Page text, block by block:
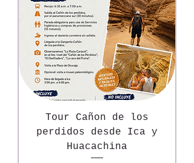
Tour Cañon de los
perdidos desde Ica y
Huacachina